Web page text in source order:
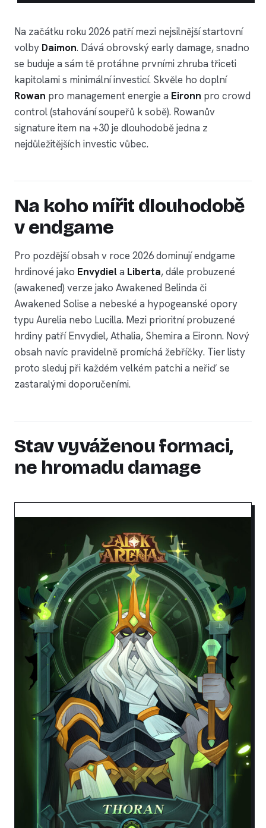
Na začátku roku 2026 patří mezi nejsilnější startovní
volby Daimon. Dává obrovský early damage, snadno
se buduje a sám tě protáhne prvními zhruba třiceti
kapitolami s minimální investicí. Skvěle ho doplní
Rowan pro management energie a Eironn pro crowd
control (stahování soupeřů k sobě). Rowanův
signature item na +30 je dlouhodobě jedna z
nejdůležitějších investic vůbec.
Na koho mířit dlouhodobě
v endgame
Pro pozdější obsah v roce 2026 dominují endgame
hrdinové jako Envydiela Liberta, dále probuzené
(awakened) verze jako Awakened Belinda či
Awakened Solise a nebeské a hypogeanské opory
typu Aurelia nebo Lucilla. Mezi prioritní probuzené
hrdiny patří Envydiel, Athalia, Shemira a Eironn. Nový
obsah navíc pravidelně promíchá žebříčky. Tier listy
proto sleduj při každém velkém patchi a neřiď se
zastaralými doporučeními.
Stav vyváženou formaci,
ne hromadu damage